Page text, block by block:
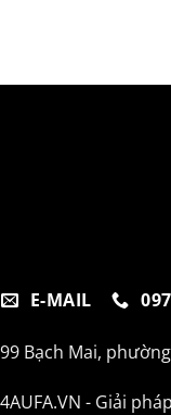
E-MAIL
99 Bạch Mai,
4AUFA.VN - Giải